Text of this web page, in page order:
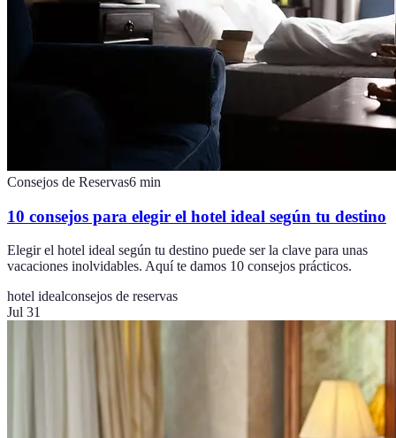
Consejos de Reservas6 min
10 consejos para elegir el hotel ideal según tu destino
Elegir el hotel ideal según tu destino puede ser la clave para unas
vacaciones inolvidables. Aquí te damos 10 consejos prácticos.
hotel idealconsejos de reservas
Jul 31